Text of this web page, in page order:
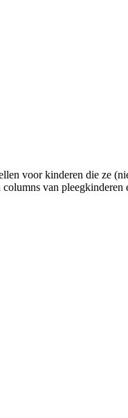
voor kinderen die ze
van